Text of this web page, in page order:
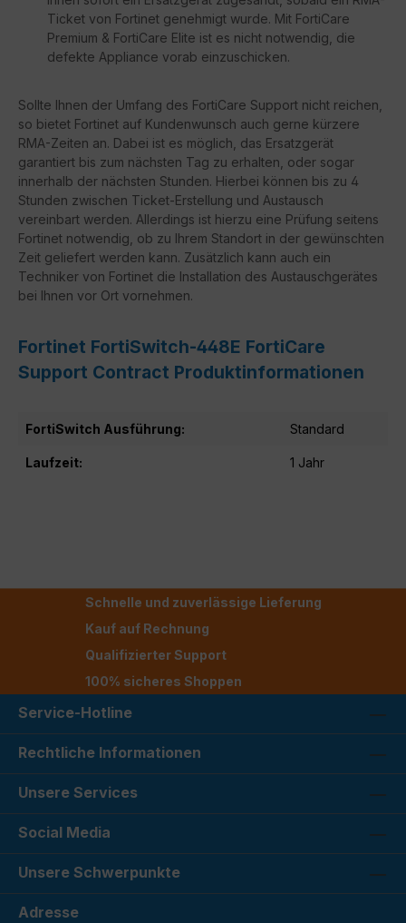
Ticket von Fortinet genehmigt wurde. Mit FortiCare
Premium & FortiCare Elite ist es nicht notwendig, die
defekte Appliance vorab einzuschicken.
Sollte Ihnen der Umfang des FortiCare Support nicht reichen,
so bietet Fortinet auf Kundenwunsch auch gerne kürzere
RMA-Zeiten an. Dabei ist es möglich, das Ersatzgerät
garantiert bis zum nächsten Tag zu erhalten, oder sogar
innerhalb der nächsten Stunden. Hierbei können bis zu 4
Stunden zwischen Ticket-Erstellung und Austausch
vereinbart werden. Allerdings ist hierzu eine Prüfung seitens
Fortinet notwendig, ob zu Ihrem Standort in der gewünschten
Zeit geliefert werden kann. Zusätzlich kann auch ein
Techniker von Fortinet die Installation des Austauschgerätes
bei Ihnen vor Ort vornehmen.
Fortinet FortiSwitch-448E FortiCare
Support Contract Produktinformationen
FortiSwitch Ausführung: Standard
Laufzeit: 1 Jahr
Schnelle und zuverlässige Lieferung
Kauf auf Rechnung
Qualifizierter Support
100% sicheres Shoppen
Service-Hotline
Rechtliche Informationen
Unsere Services
Social Media
Unsere Schwerpunkte
Adresse